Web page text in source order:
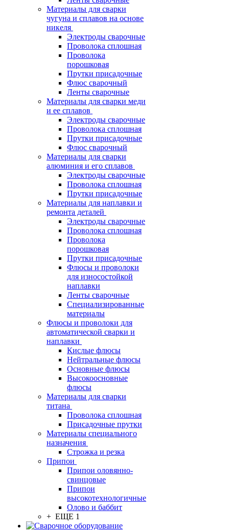
Материалы для сварки
чугуна и сплавов на основе
никеля
Электроды сварочные
Проволока сплошная
Проволока
порошковая
Прутки присадочные
Флюс сварочный
Ленты сварочные
Материалы для сварки меди
и ее сплавов
Электроды сварочные
Проволока сплошная
Прутки присадочные
Флюс сварочный
Материалы для сварки
алюминия и его сплавов
Электроды сварочные
Проволока сплошная
Прутки присадочные
Материалы для наплавки и
ремонта деталей
Электроды сварочные
Проволока сплошная
Проволока
порошковая
Прутки присадочные
Флюсы и проволоки
для износостойкой
наплавки
Ленты сварочные
Специализированные
материалы
Флюсы и проволоки для
автоматической сварки и
наплавки
Кислые флюсы
Нейтральные флюсы
Основные флюсы
Высокоосновные
флюсы
Материалы для сварки
титана
Проволока сплошная
Присадочные прутки
Материалы специального
назначения
Строжка и резка
Припои
Припои оловянно-
свинцовые
Припои
высокотехнологичные
Олово и баббит
+ ЕЩЕ 1